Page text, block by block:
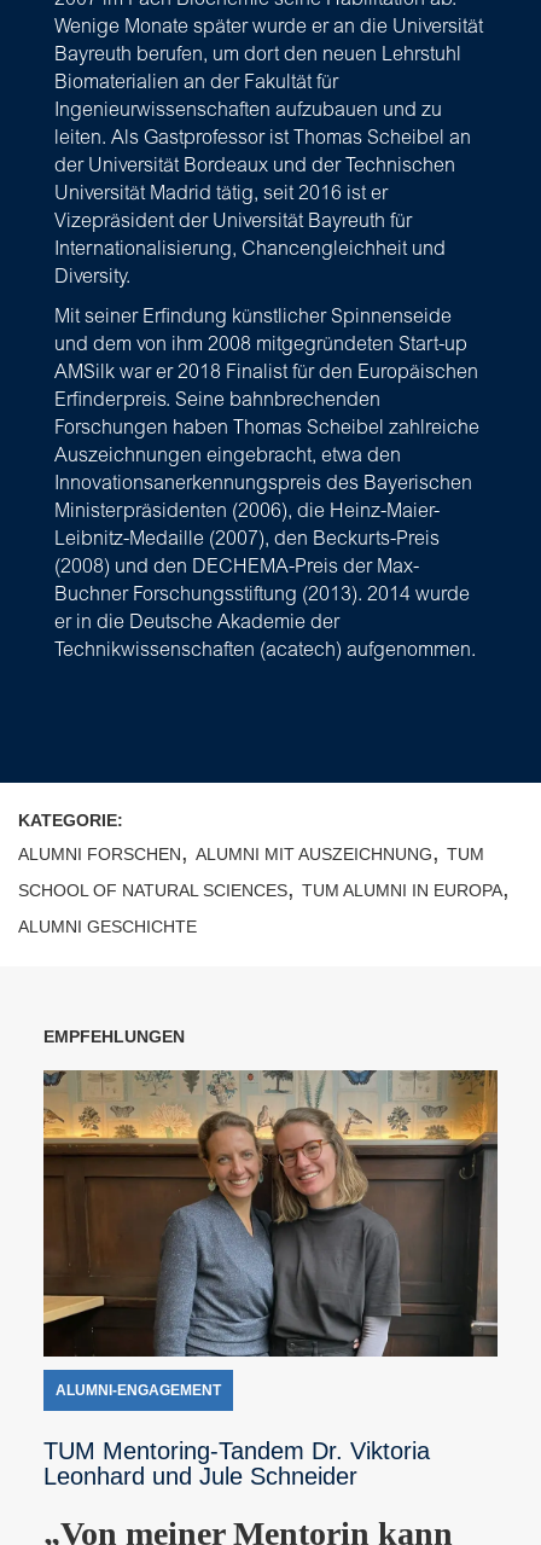
Wenige Monate später wurde er an die Universität
Bayreuth berufen, um dort den neuen Lehrstuhl
Biomaterialien an der Fakultät für
Ingenieurwissenschaften aufzubauen und zu
leiten. Als Gastprofessor ist Thomas Scheibel an
der Universität Bordeaux und der Technischen
Universität Madrid tätig, seit 2016 ist er
Vizepräsident der Universität Bayreuth für
Internationalisierung, Chancengleichheit und
Diversity.
Mit seiner Erfindung künstlicher Spinnenseide
und dem von ihm 2008 mitgegründeten Start-up
AMSilk war er 2018 Finalist für den Europäischen
Erfinderpreis. Seine bahnbrechenden
Forschungen haben Thomas Scheibel zahlreiche
Auszeichnungen eingebracht, etwa den
Innovationsanerkennungspreis des Bayerischen
Ministerpräsidenten (2006), die Heinz-Maier-
Leibnitz-Medaille (2007), den Beckurts-Preis
(2008) und den DECHEMA-Preis der Max-
Buchner Forschungsstiftung (2013). 2014 wurde
er in die Deutsche Akademie der
Technikwissenschaften (acatech) aufgenommen.
KATEGORIE:
ALUMNI FORSCHEN, ALUMNI MIT AUSZEICHNUNG, TUM
SCHOOL OF NATURAL SCIENCES, TUM ALUMNI IN EUROPA,
ALUMNI GESCHICHTE
EMPFEHLUNGEN
ALUMNI-ENGAGEMENT
TUM Mentoring-Tandem Dr. Viktoria
Leonhard und Jule Schneider
„Von meiner Mentorin kann